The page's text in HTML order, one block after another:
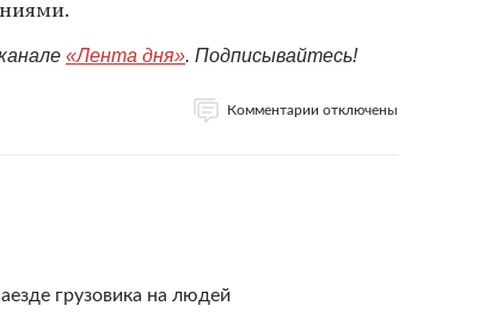
«Лента дня». Подписывайтесь!
Комментарии отключены
грузовика на людей